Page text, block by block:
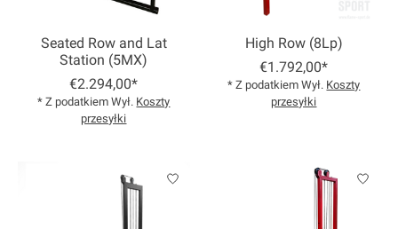
Seated Row and Lat
Station (5MX)
€2.294,00*
* Z podatkiem Wył. Koszty
przesyłki
High Row (8Lp)
€1.792,00*
* Z podatkiem Wył. Koszty
przesyłki